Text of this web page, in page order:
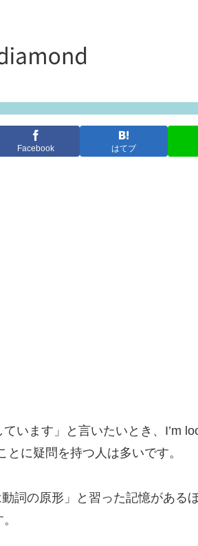
Facebook はてブ
います」と言いたいとき、I’m
とに疑問を持つ人は多いです。
詞の原形」と習った記憶がある